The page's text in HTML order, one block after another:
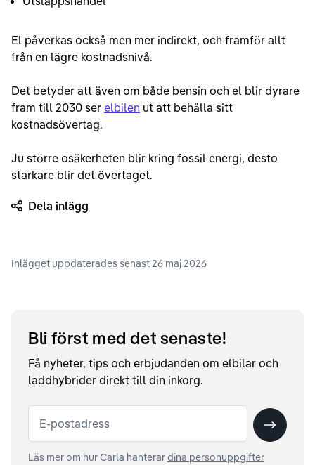
El påverkas också men mer indirekt, och framför allt
från en lägre kostnadsnivå.
Det betyder att även om både bensin och el blir dyrare
fram till 2030 ser elbilen ut att behålla sitt
kostnadsövertag.
Ju större osäkerheten blir kring fossil energi, desto
starkare blir det övertaget.
Dela inlägg
Inlägget uppdaterades senast26 maj 2026
Bli först med det senaste!
Få nyheter, tips och erbjudanden om elbilar och
laddhybrider direkt till din inkorg.
E-postadress Skicka
Läs mer om hur Carla hanterardina personuppgifter